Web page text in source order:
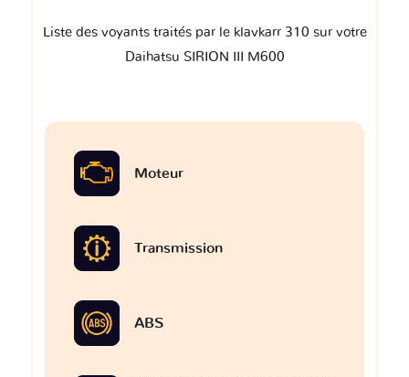
Liste des voyants traités par le klavkarr 310 sur votre
Daihatsu SIRION III M600
Moteur
Transmission
ABS